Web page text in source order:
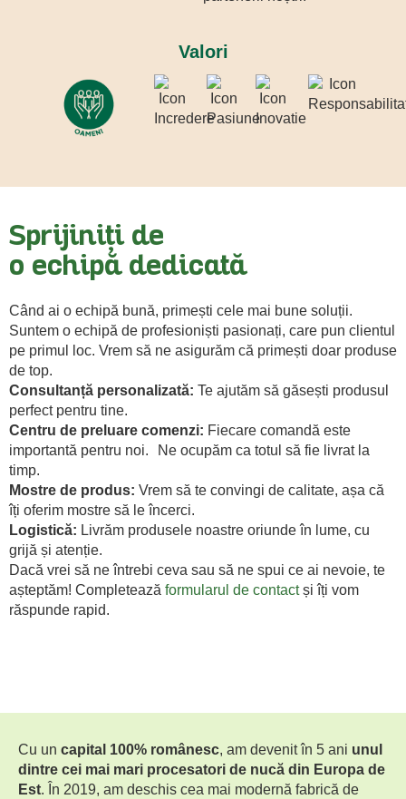
Valori
Sprijiniți de
o echipă dedicată
Când ai o echipă bună, primești cele mai bune soluții.
Suntem o echipă de profesioniști pasionați, care pun clientul
pe primul loc. Vrem să ne asigurăm că primești doar produse
de top.
Consultanță personalizată: Te ajutăm să găsești produsul
perfect pentru tine.
Centru de preluare comenzi: Fiecare comandă este
importantă pentru noi. Ne ocupăm ca totul să fie livrat la
timp.
Mostre de produs: Vrem să te convingi de calitate, așa că
îți oferim mostre să le încerci.
Logistică: Livrăm produsele noastre oriunde în lume, cu
grijă și atenție.
Dacă vrei să ne întrebi ceva sau să ne spui ce ai nevoie, te
așteptăm! Completează formularul de contactși îți vom
răspunde rapid.
Cu un capital 100% românesc, am devenit în 5 ani unul
dintre cei mai mari procesatori de nucă din Europa de
Est. În 2019, am deschis cea mai modernă fabrică de